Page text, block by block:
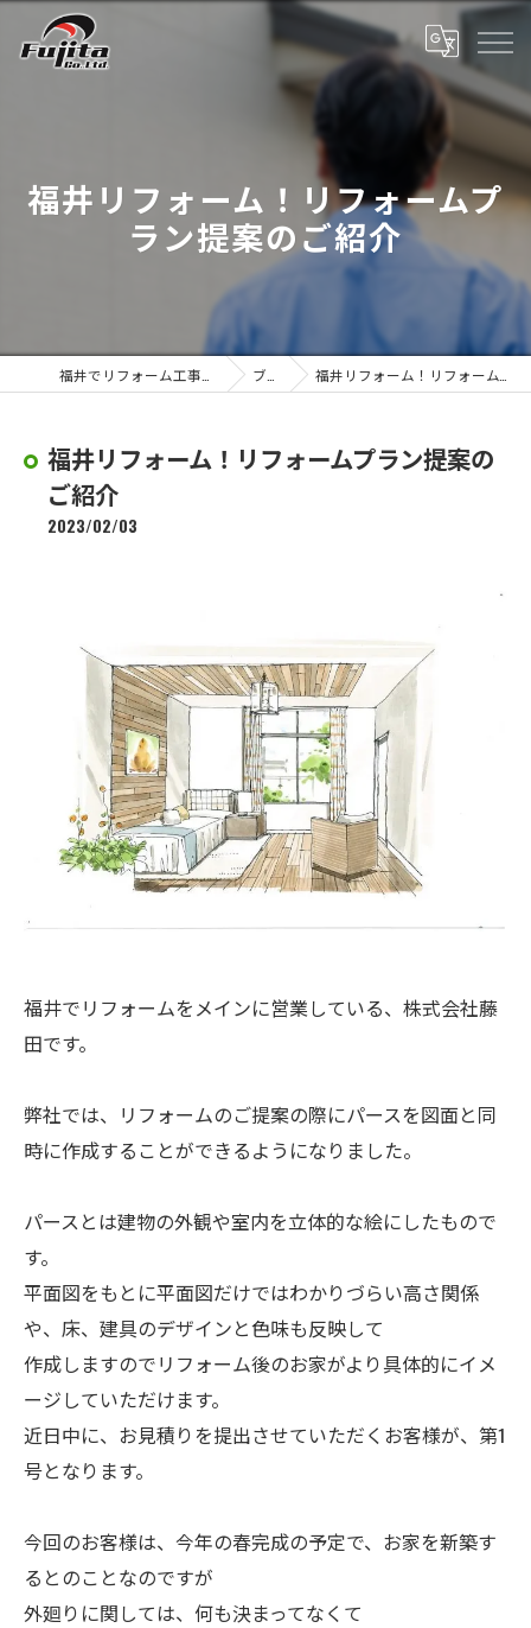
福井リフォーム！リフォームプ
ラン提案のご紹介
ブログ 福井リフォーム！リフォームプラン提案のご紹介
福井リフォーム！リフォームプラン提案の
ご紹介
2023/02/03
福井でリフォームをメインに営業している、株式会社藤
田です。
弊社では、リフォームのご提案の際にパースを図面と同
時に作成することができるようになりました。
パースとは建物の外観や室内を立体的な絵にしたもので
す。
平面図をもとに平面図だけではわかりづらい高さ関係
や、床、建具のデザインと色味も反映して
作成しますのでリフォーム後のお家がより具体的にイメ
ージしていただけます。
近日中に、お見積りを提出させていただくお客様が、第1
号となります。
今回のお客様は、今年の春完成の予定で、お家を新築す
るとのことなのですが
外廻りに関しては、何も決まってなくて